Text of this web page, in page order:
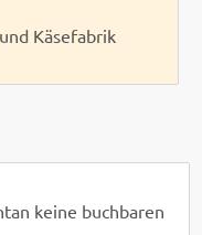
Käsefabrik
keine buchbaren